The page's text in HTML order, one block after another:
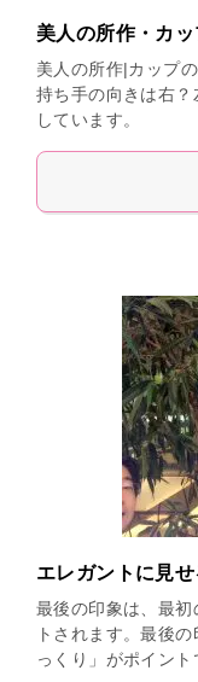
美人の所作・カ
美人の所作|カップ
持ち手の向きは右
しています。
エレガントに見
最後の印象は、最
トされます。最後
っくり」がポイント